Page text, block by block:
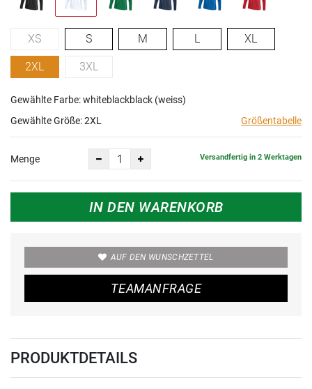
XS S M L XL
2XL 3XL
Gewählte Farbe: whiteblackblack (weiss)
Gewählte Größe:2XL Größentabelle
Menge Versandfertig in 2 Werktagen
IN DEN WARENKORB
AUF DEN WUNSCHZETTEL
TEAMANFRAGE
PRODUKTDETAILS